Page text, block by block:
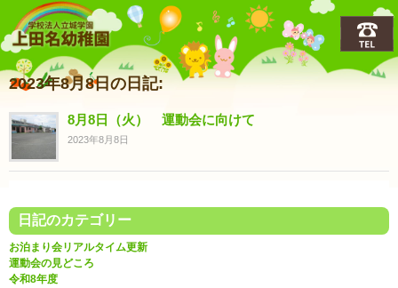
上田名(うえだな)幼稚園
2023年8月8日の日記:
8月8日（火） 運動会に向けて
2023年8月8日
日記のカテゴリー
お泊まり会リアルタイム更新
運動会の見どころ
令和8年度